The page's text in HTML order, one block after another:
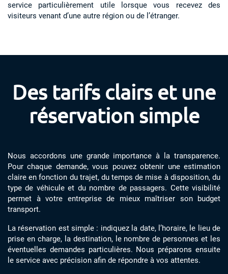
service particulièrement utile lorsque vous recevez des
visiteurs venant d’une autre région ou de l’étranger.
Des tarifs clairs et une
réservation simple
Nous accordons une grande importance à la transparence.
Pour chaque demande, vous pouvez obtenir une estimation
claire en fonction du trajet, du temps de mise à disposition, du
type de véhicule et du nombre de passagers. Cette visibilité
permet à votre entreprise de mieux maîtriser son budget
transport.
La réservation est simple : indiquez la date, l’horaire, le lieu de
prise en charge, la destination, le nombre de personnes et les
éventuelles demandes particulières. Nous préparons ensuite
le service avec précision afin de répondre à vos attentes.